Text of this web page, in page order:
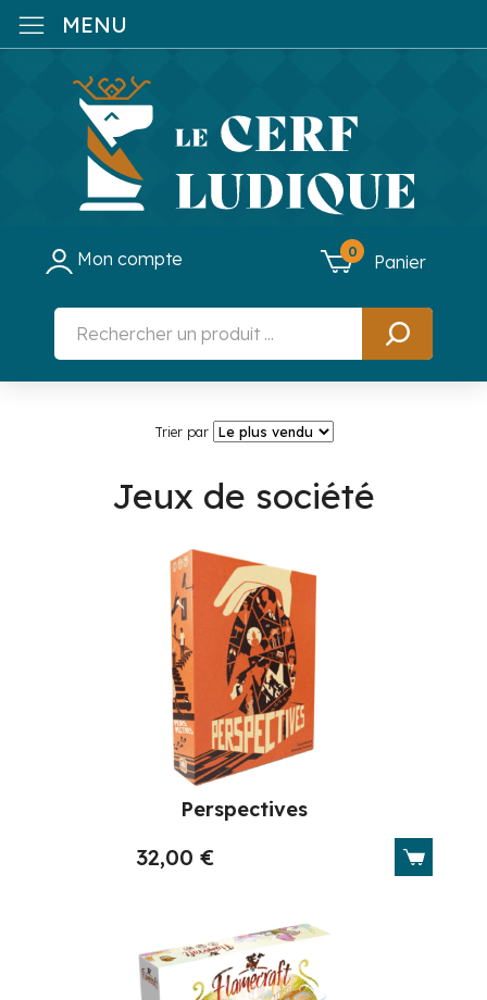
MENU
Mon compte 0 Panier
Trier par
Jeux de société
Perspectives
32,00€